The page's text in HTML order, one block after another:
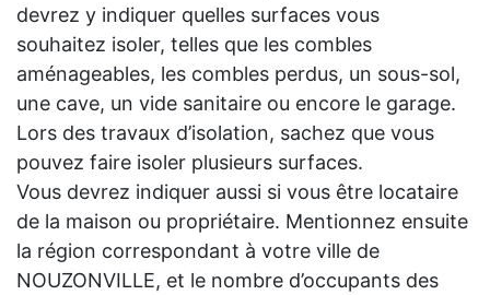
devrez y indiquer quelles surfaces vous
souhaitez isoler, telles que les combles
aménageables, les combles perdus, un sous-sol,
une cave, un vide sanitaire ou encore le garage.
Lors des travaux d’isolation, sachez que vous
pouvez faire isoler plusieurs surfaces.
Vous devrez indiquer aussi si vous être locataire
de la maison ou propriétaire. Mentionnez ensuite
la région correspondant à votre ville de
NOUZONVILLE, et le nombre d’occupants des